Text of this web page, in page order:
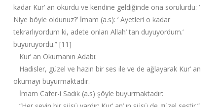
kadar Kur’ an okurdu ve kendine geldiğinde ona sorulurdu: ’
Niye böyle oldunuz?’ İmam (a.s): ’ Ayetleri o kadar
tekrarlıyordum ki, adete onları Allah’ tan duyuyordum.’
buyuruyordu.” [11]
Kur’ an Okumanın Adabı:
Hadisler, güzel ve hazin bir ses ile ve de ağlayarak Kur’ an
okumayı buyurmaktadır.
İmam Cafer-i Sadık (a.s) şöyle buyurmaktadır: